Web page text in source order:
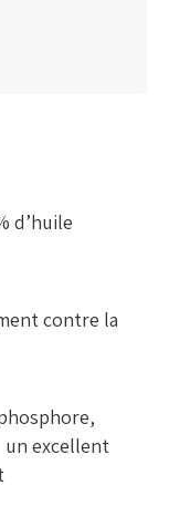
d’huile
contre la
excellent